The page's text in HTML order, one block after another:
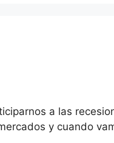
a las
y cuando